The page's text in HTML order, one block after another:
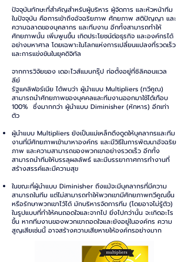
ปัจจุบันทักษะที่สำคัญสำหรับผู้บริหาร ผู้จัดการ และหัวหน้าทีม
ในปัจจุบัน คือการเข้าถึงอัจฉริยภาพ ศักยภาพ สติปัญญา และ
ความฉลาดของบุคลากร และทีมงาน อีกทั้งสามารถทำให้
ศักยภาพนั้น เพิ่มพูนขึ้น เกิดประโยชน์ต่อธุรกิจ และองค์กรได้
อย่างมหาศาล โดยเฉพาะในโลกแห่งการเปลี่ยนแปลงที่รวดเร็ว
และการแข่งขันในยุคดิจิทัล
จากการวิจัยของ เดอะไวส์แมนกรุ๊ป ก่อตั้งอยู่ที่ซิลิคอนแวล
ลีย์
รัฐแคลิฟอร์เนีย ได้พบว่า ผู้นำแบบ Multipliers (ทวีคูณ)
สามารถนำศักยภาพของบุคคลและทีมงานออกมาใช้ได้เกือบ
100% ซึ่งมากกว่า ผู้นำแบบ Diminisher (หักหาร) อีกเท่า
ตัว
ผู้นำแบบ Multipliers ยังเป็นแม่เหล็กดึงดูดให้บุคลากรและทีม
งานที่มีศักยภาพเข้ามาหาองค์กร และมีวิธีในการพัฒนาอัจฉริย
ภาพ และความสามารถของพวกเขาอย่างรวดเร็ว อีกทั้ง
สามารถนำทีมให้บรรลุผลลัพธ์ และมีบรรยากาศการทำงานที่
สร้างสรรค์และมีความสุข
ในขณะที่ผู้นำแบบ Diminisher ถึงแม้จะมีบุคลากรที่มีความ
สามารถในทีม แต่ไม่สามารถทำให้พวกเขามีศักยภาพทวีคูณขึ้น
หรือรักษาพวกเขาไว้ได้ มักบริหารจัดการทีม (โดยอาจไม่รู้ตัว)
ในรูปแบบที่ทำให้คนถอดใจและจากไป ยิ่งไปกว่านั้น จะเกิดอะไร
ขึ้น หากทีมงานของพวกเขาถอดใจและยังอยู่ในองค์กร ความ
สูญเสียเช่นนี้ อาจสร้างความเสียหายให้องค์กรอย่างมาก